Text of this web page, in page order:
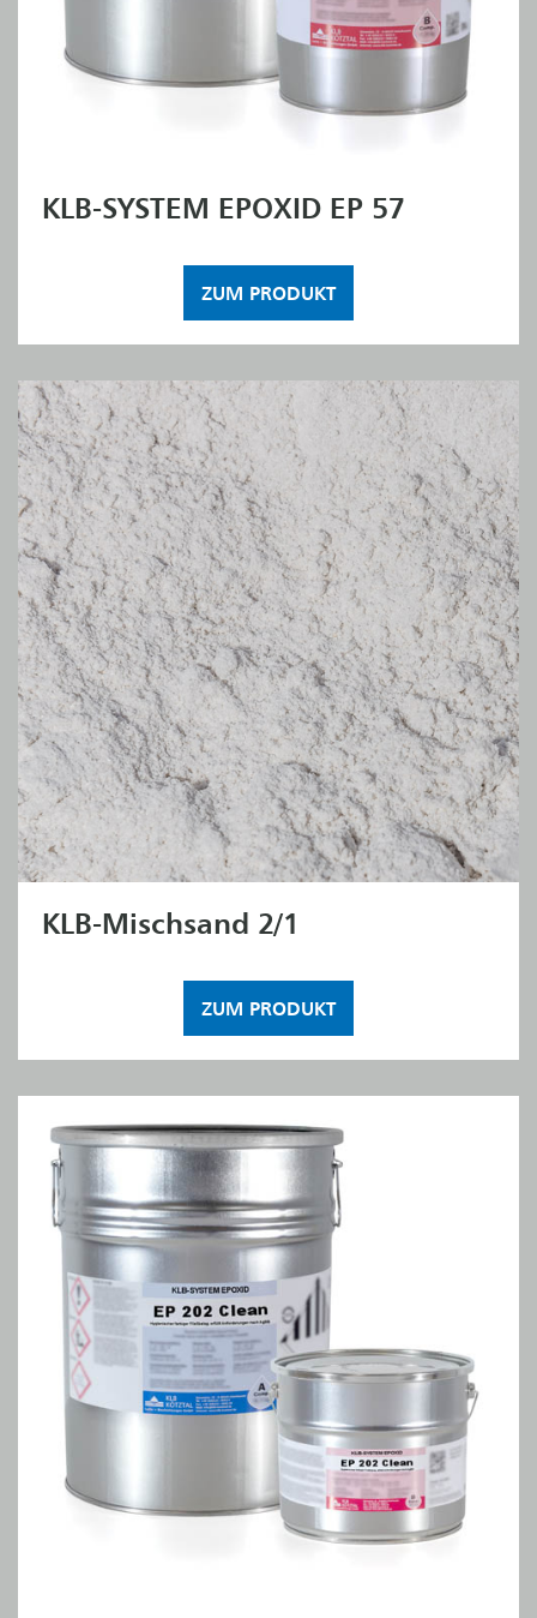
KLB-SYSTEM EPOXID EP 57
ZUM PRODUKT
KLB-Mischsand 2/1
ZUM PRODUKT